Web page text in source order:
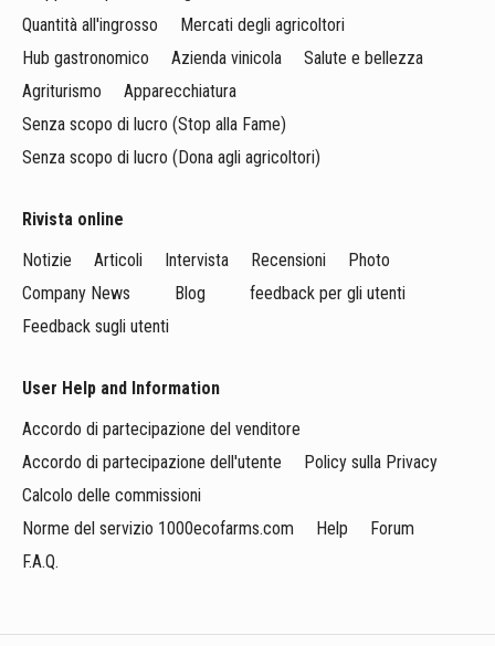
Quantità all'ingrosso
Mercati degli agricoltori
Hub gastronomico
Azienda vinicola
Salute e bellezza
Agriturismo
Apparecchiatura
Senza scopo di lucro (Stop alla Fame)
Senza scopo di lucro (Dona agli agricoltori)
Rivista online
Notizie
Articoli Intervista Recensioni
Photo
Company News
Blog
feedback per gli utenti
Feedback sugli utenti
User Help and Information
Accordo di partecipazione del venditore
Accordo di partecipazione dell'utente
Policy sulla Privacy
Calcolo delle commissioni
Norme del servizio 1000ecofarms.com
Help
Forum
F.A.Q.